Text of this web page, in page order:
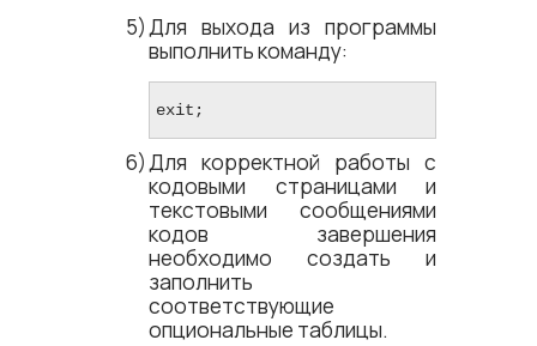
Для выхода из программы
выполнить команду:
exit;
Для корректной работы с
кодовыми страницами и
текстовыми сообщениями
кодов завершения
необходимо создать и
заполнить
соответствующие
опциональные таблицы.